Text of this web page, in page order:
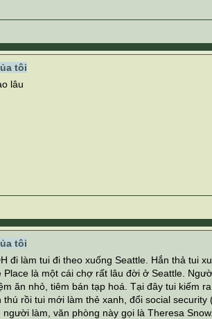
tôi
lâu
tôi
đi làm tui đi theo xuống Seattle. Hắn thả tui
Place là một cái chợ rất lâu đời ở Seattle.
ăn nhỏ, tiêm bán tạp hoá. Tại đây tui kiếm
thú rồi tui mới làm thẻ xanh, đổi social
người làm, văn phòng này gọi là Theresa